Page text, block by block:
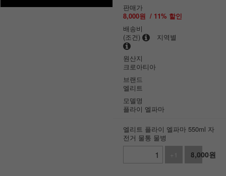
판매가
8,000원 / 11% 할인
배송비
(조건)
지역별
원산지
크로아티아
브랜드
엘리트
모델명
플라이 엘파마
엘리트 플라이 엘파마 550ml 자
전거 물통 물병
+1
-1
8,000원